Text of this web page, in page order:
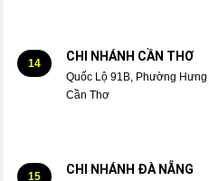
14 CHI NHÁNH CẦN THƠ
Quốc Lộ 91B, Phường
Cần Thơ
15 CHI NHÁNH ĐÀ NẴNG